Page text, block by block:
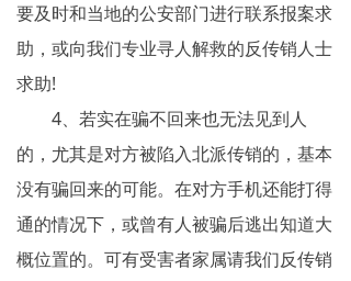
要及时和当地的公安部门进行联系报案求
助，或向我们专业寻人解救的反传销人士
求助!
4、若实在骗不回来也无法见到人
的，尤其是对方被陷入北派传销的，基本
没有骗回来的可能。在对方手机还能打得
通的情况下，或曾有人被骗后逃出知道大
概位置的。可有受害者家属请我们反传销